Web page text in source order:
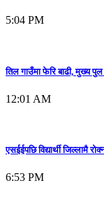
5:04 PM
तिल गाउँमा फेरि बाढी, मुख्य पुल
12:01 AM
एसईईपछि विद्यार्थी जिल्लामै
6:53 PM